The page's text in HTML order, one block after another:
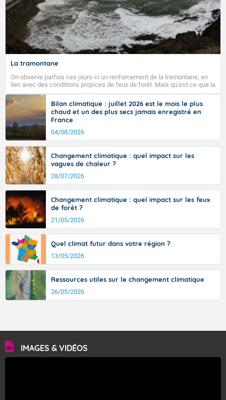
La tramontane
On observe parfois ces jours-ci un renforcement de la tramontane, en
lien avec des conditions propices de feux de forêt. Mais qu'est-ce que la
tramontane ? Quelles sont ses caractéristiques ? La tramontane est un
vent turbulent soufflant de secteur nord-ouest à nord, ou ouest à nord-
ouest, dans un secteur qui part du Roussillon à la vallée de l’Aude et à
l’ouest de l’Hérault. L’étymologie de ce vent vient du latin trasmontanus,
signifiant au-delà des monts, en allusion aux régions montagneuses
d’où provient ce vent.
Bilan climatique : juillet 2026 est le mois le plus
chaud et un des plus secs jamais enregistré en
France
04/08/2026
Changement climatique : quel impact sur les
vagues de chaleur ?
28/07/2026
Changement climatique : quel impact sur les feux
de forêt ?
21/05/2026
Quel climat futur dans votre région ?
13/05/2026
Ressources utiles sur le changement climatique
26/05/2026
IMAGES & VIDÉOS